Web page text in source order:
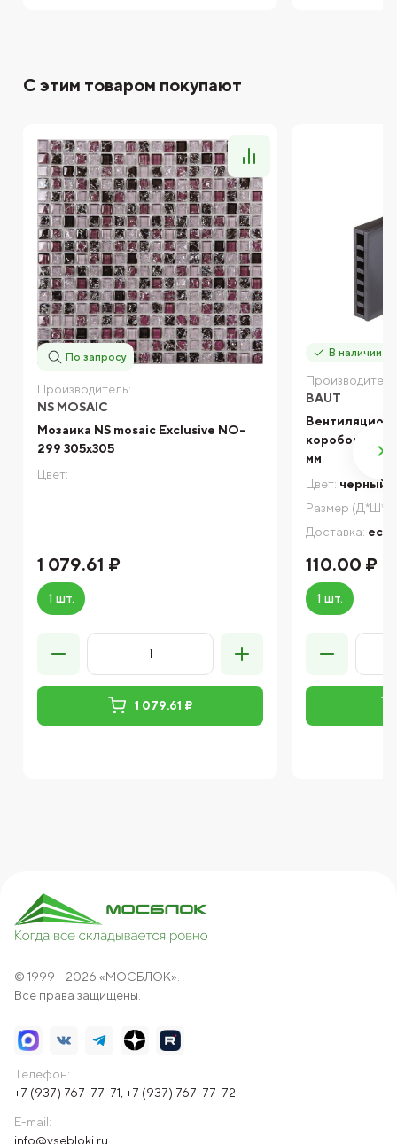
С этим товаром покупают
По запросу
Производитель:
NS MOSAIC
Мозаика NS mosaic Exclusive NO-
299 305x305
Цвет:
1 079.61 ₽
1 шт.
1 079.61 ₽
В наличии
BAUT
коробочка
мм
Цвет: черный
Размер
Доставка: есть
110.00 ₽
1 шт.
© 1999 - 2026 «МОСБЛОК».
Все права защищены.
Телефон:
+7 (937) 767-77-71 +7 (937) 767-77-72
E-mail:
info@vsebloki.ru